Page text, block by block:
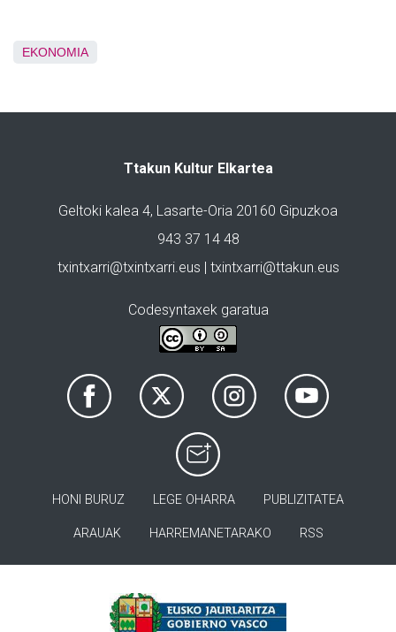
EKONOMIA
Ttakun Kultur Elkartea
Geltoki kalea 4, Lasarte-Oria 20160 Gipuzkoa
943 37 14 48
txintxarri@txintxarri.eus | txintxarri@ttakun.eus
Codesyntaxek garatua
HONI BURUZ LEGE OHARRA PUBLIZITATEA
ARAUAK HARREMANETARAKO RSS